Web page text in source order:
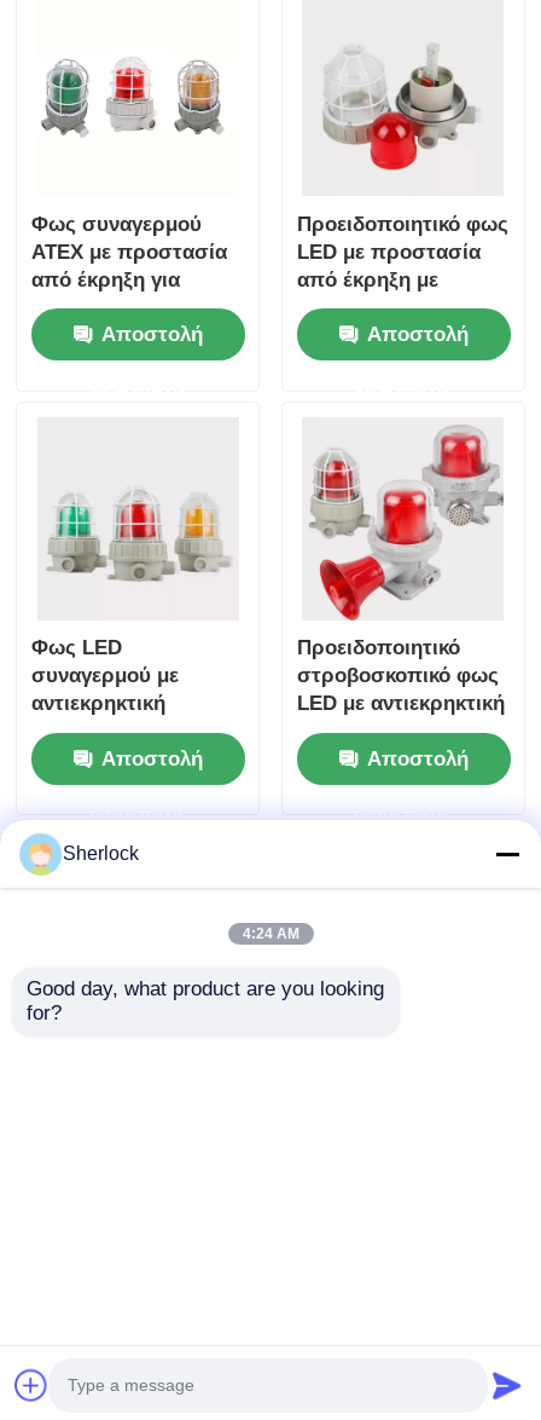
Φως συναγερμού
ATEX με προστασία
από έκρηξη για
πετρέλαιο και φυσικό
αέριο, χημικές
εγκαταστάσεις και
Αποστολή
Προειδοποιητικό φως
LED με προστασία
από έκρηξη με
σειρήνα
Αποστολή
Φως LED
συναγερμού με
αντιεκρηκτική
προστασία για Ζώνη
1 &amp; Ζώνη 2
Αποστολή
ερώτησης
Προειδοποιητικό
στροβοσκοπικό φως
LED με αντιεκρηκτική
προστασία για την
ασφάλεια των φυτών
Αποστολή
ερώτησης
εργοστάσιο.Copyright © 2026 Ningbo VivaTrade
Sherlock
4:24 AM
Good day, what product are you looking
for?